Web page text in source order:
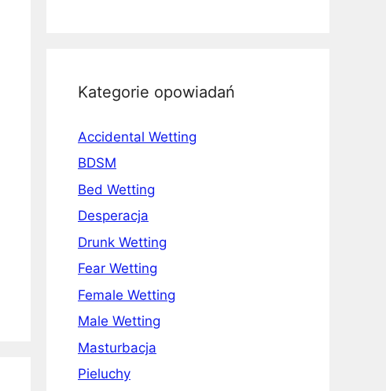
Kategorie opowiadań
Accidental Wetting
BDSM
Bed Wetting
Desperacja
Drunk Wetting
Fear Wetting
Female Wetting
Male Wetting
Masturbacja
Pieluchy